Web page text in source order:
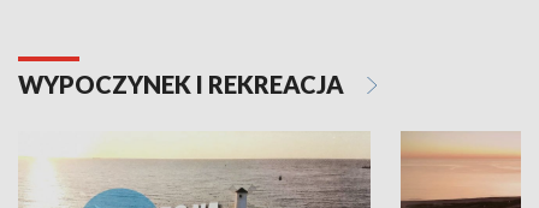
WYPOCZYNEK I REKREACJA